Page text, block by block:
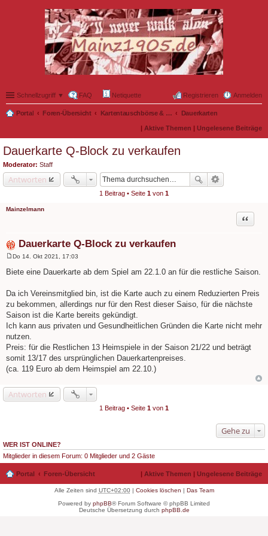
Schnellzugriff ▼ FAQ Netiquette Anmelden
Registrieren
Portal Foren-Übersicht Kartentauschbörse & Mitfahrgelegenheiten Dauerkarten
| Aktive Themen | Ungelesene Beiträge
Dauerkarte Q-Block zu verkaufen
Moderator: Staff
Antworten
1 Beitrag • Seite 1 von 1
Mainzelmann
Dauerkarte Q-Block zu verkaufen
Zitat
a
g
Do 14. Okt 2021, 17:03
Biete eine Dauerkarte ab dem Spiel am 22.1.0 an für die restliche Saison.
Da ich Vereinsmitglied bin, ist die Karte auch zu einem Reduzierten Preis
zu bekommen, allerdings nur für den Rest dieser Saiso, für die nächste
Saison ist die Karte bereits gekündigt.
Ich kann aus privaten und Gesundheitlichen Gründen die Karte nicht mehr
nutzen.
Preis: für die Restlichen 13 Heimspiele in der Saison 21/22 und beträgt
somit 13/17 des ursprünglichen Dauerkartenpreises.
(ca. 119 Euro ab dem Heimspiel am 22.10.)
Antworten
1 Beitrag • Seite 1 von 1
Gehe zu
WER IST ONLINE?
Mitglieder in diesem Forum: 0 Mitglieder und 2 Gäste
Portal Foren-Übersicht | Aktive Themen | Ungelesene Beiträge
Alle Zeiten sind UTC+02:00| Cookies löschen | Das Team
Powered by phpBB® Forum Software © phpBB Limited
Deutsche Übersetzung durch phpBB.de